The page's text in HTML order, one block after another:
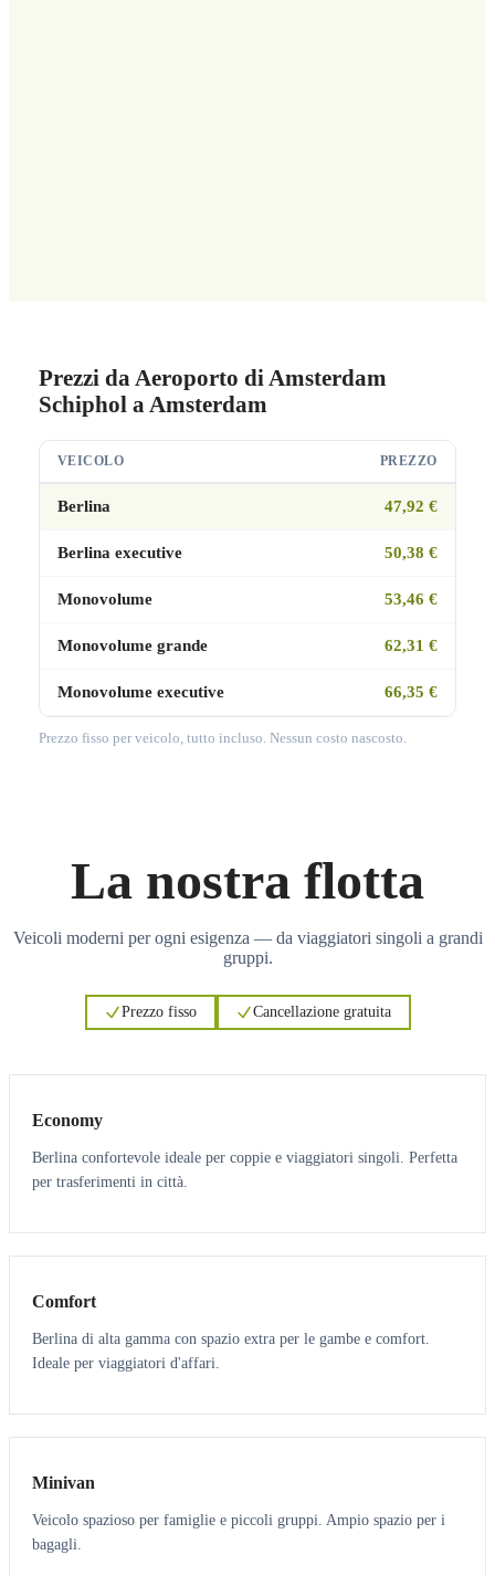
Prezzi da Aeroporto di Amsterdam
Schiphol a Amsterdam
VEICOLO PREZZO
Berlina 47,92 €
Berlina executive 50,38 €
Monovolume 53,46 €
Monovolume grande 62,31 €
Monovolume executive 66,35 €
Prezzo fisso per veicolo, tutto incluso. Nessun costo nascosto.
La nostra flotta
Veicoli moderni per ogni esigenza — da viaggiatori singoli a grandi
gruppi.
Prezzo fisso Cancellazione gratuita
Economy
Berlina confortevole ideale per coppie e viaggiatori singoli. Perfetta
per trasferimenti in città.
3 3
Comfort
Berlina di alta gamma con spazio extra per le gambe e comfort.
Ideale per viaggiatori d'affari.
6 5
Minivan
Veicolo spazioso per famiglie e piccoli gruppi. Ampio spazio per i
bagagli.